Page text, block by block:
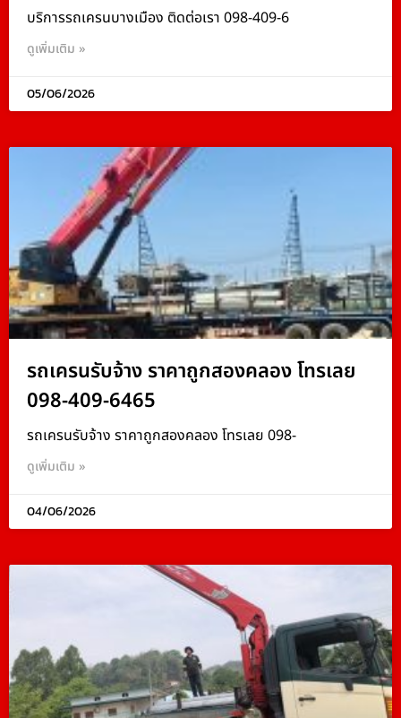
บริการรถเครนบางเมือง ติดต่อเรา 098-409-6
ดูเพิ่มเติม »
05/06/2026
รถเครนรับจ้าง ราคาถูกสองคลอง โทรเลย
098-409-6465
รถเครนรับจ้าง ราคาถูกสองคลอง โทรเลย 098-
ดูเพิ่มเติม »
04/06/2026